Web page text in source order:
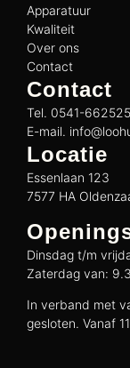
Apparatuur
Kwaliteit
Over ons
Contact
Contact
Tel. 0541-662525
E-mail.
Locatie
Essenlaan 123
7577 HA
Dinsdag t/m
Zaterdag van:
In verband met
gesloten. Vanaf